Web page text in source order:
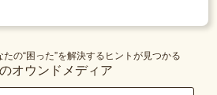
の“困った”を解決するヒントが見つかる
オウンドメディア